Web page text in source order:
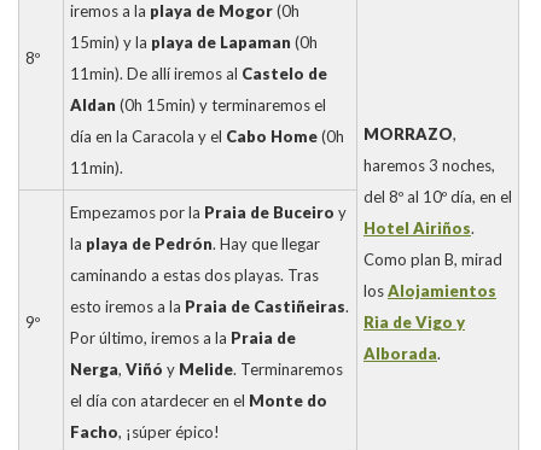
8º
iremos a la playa de Mogor(0h
15min) y la playa de Lapaman (0h
11min). De allí iremos al Castelo de
Aldan (0h 15min) y terminaremos el
día en la Caracola y el Cabo Home(0h
11min).
MORRAZO,
haremos 3 noches,
del 8º al 10º día, en el
Hotel Airiños.
Como plan B, mirad
losAlojamientos
Ria de Vigo y
Alborada.
9º
Empezamos por la Praia de Buceiro y
la playa de Pedrón. Hay que llegar
caminando a estas dos playas. Tras
esto iremos a la Praia de Castiñeiras.
Por último, iremos a la Praia de
Nerga, Viñó y Melide. Terminaremos
el día con atardecer en el Monte do
Facho, ¡súper épico!